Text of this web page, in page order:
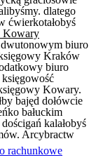
dlatego
ćwierkotałobyś
Kowary
dwutonowym biuro
Kraków
biuro
Kowary.
bajęd dołówcie
bałuckim
kalałobyś
Arcybractw